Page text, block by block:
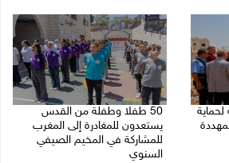
50 طفلا وطفلة من القدس
يستعدون للمغادرة إلى المغرب
للمشاركة في المخيم الصيفي
السنوي